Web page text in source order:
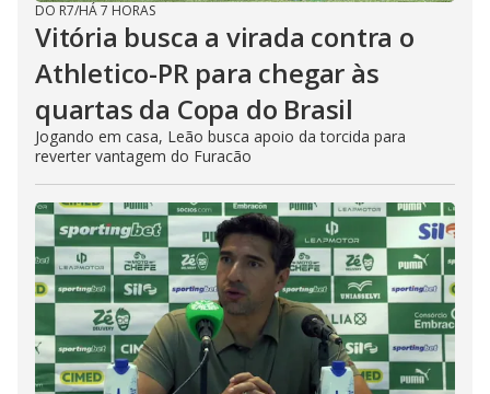
DO R7/HÁ 7 HORAS
Vitória busca a virada contra o
Athletico-PR para chegar às
quartas da Copa do Brasil
Jogando em casa, Leão busca apoio da torcida para
reverter vantagem do Furacão